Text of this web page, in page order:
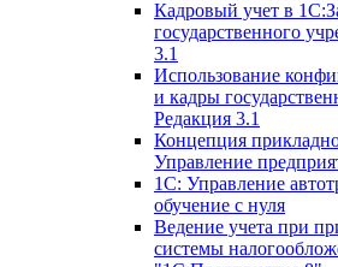
Кадровый учет в
государственного
3.1
Использование
и кадры
Редакция 3.1
Концепция
Управление
1С: Управление
обучение с нуля
Ведение учета при
системы